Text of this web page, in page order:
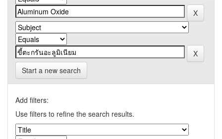
Start a new search
Add filters:
Use filters to refine the search results.